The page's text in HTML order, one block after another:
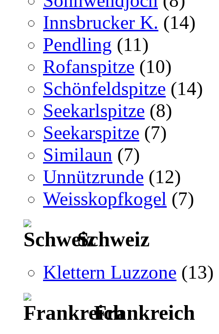
Innsbrucker K. (14)
Pendling (11)
Rofanspitze (10)
Schönfeldspitze (14)
Seekarlspitze (8)
Seekarspitze (7)
Similaun (7)
Unnützrunde (12)
Weisskopfkogel (7)
Schweiz
Klettern Luzzone (13)
Frankreich